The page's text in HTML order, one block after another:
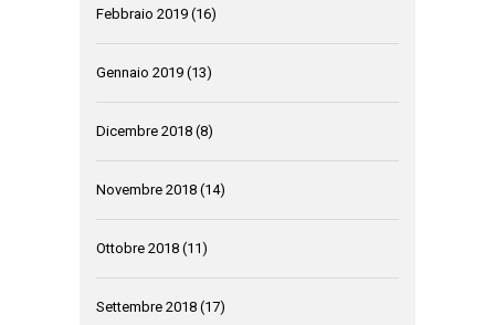
Febbraio 2019 (16)
Gennaio 2019 (13)
Dicembre 2018 (8)
Novembre 2018 (14)
Ottobre 2018 (11)
Settembre 2018 (17)